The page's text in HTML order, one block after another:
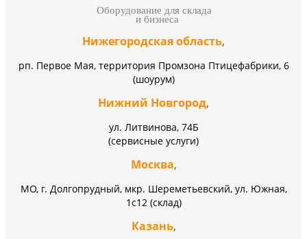
Оборудование для склада
и бизнеса
Нижегородская область,
рп. Первое Мая, территория Промзона Птицефабрики, 6
(шоурум)
Нижний Новгород,
ул. Литвинова, 74Б
(сервисные услуги)
Москва,
МО, г. Долгопрудный, мкр. Шереметьевский, ул. Южная,
1с12 (склад)
Казань,